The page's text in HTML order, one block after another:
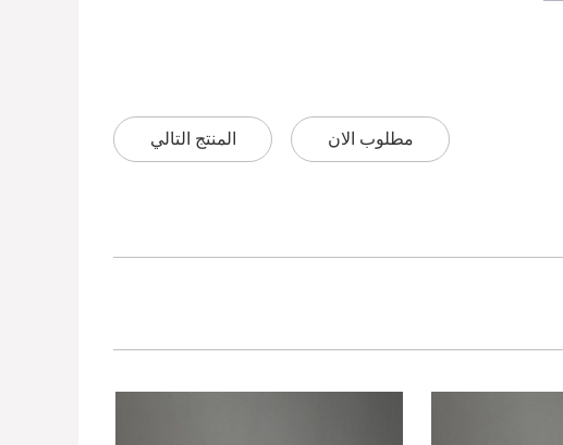
مطلوب الان المنتج التالي